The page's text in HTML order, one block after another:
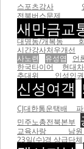
스포츠강사
전북버스문제
새만금교
대명동/개복동
시간강사처우개선
사노련
유성엽 언
한국타이어
현대
추대위
인성인
신성여객
CJ대한통운택배 파
민주노총전북본부
교육사랑
23일(수)경 상급단